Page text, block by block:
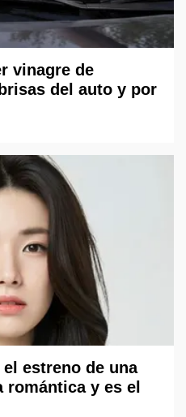
vinagre de
del auto y por
estreno de una
romántica y es el